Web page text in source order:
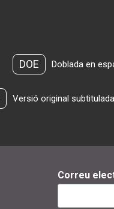
DOE Doblada en
Versió original
Correu